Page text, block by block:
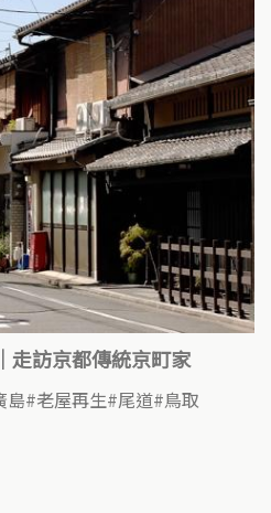
走訪京都傳統京町家
島 老屋再生 尾道 鳥取